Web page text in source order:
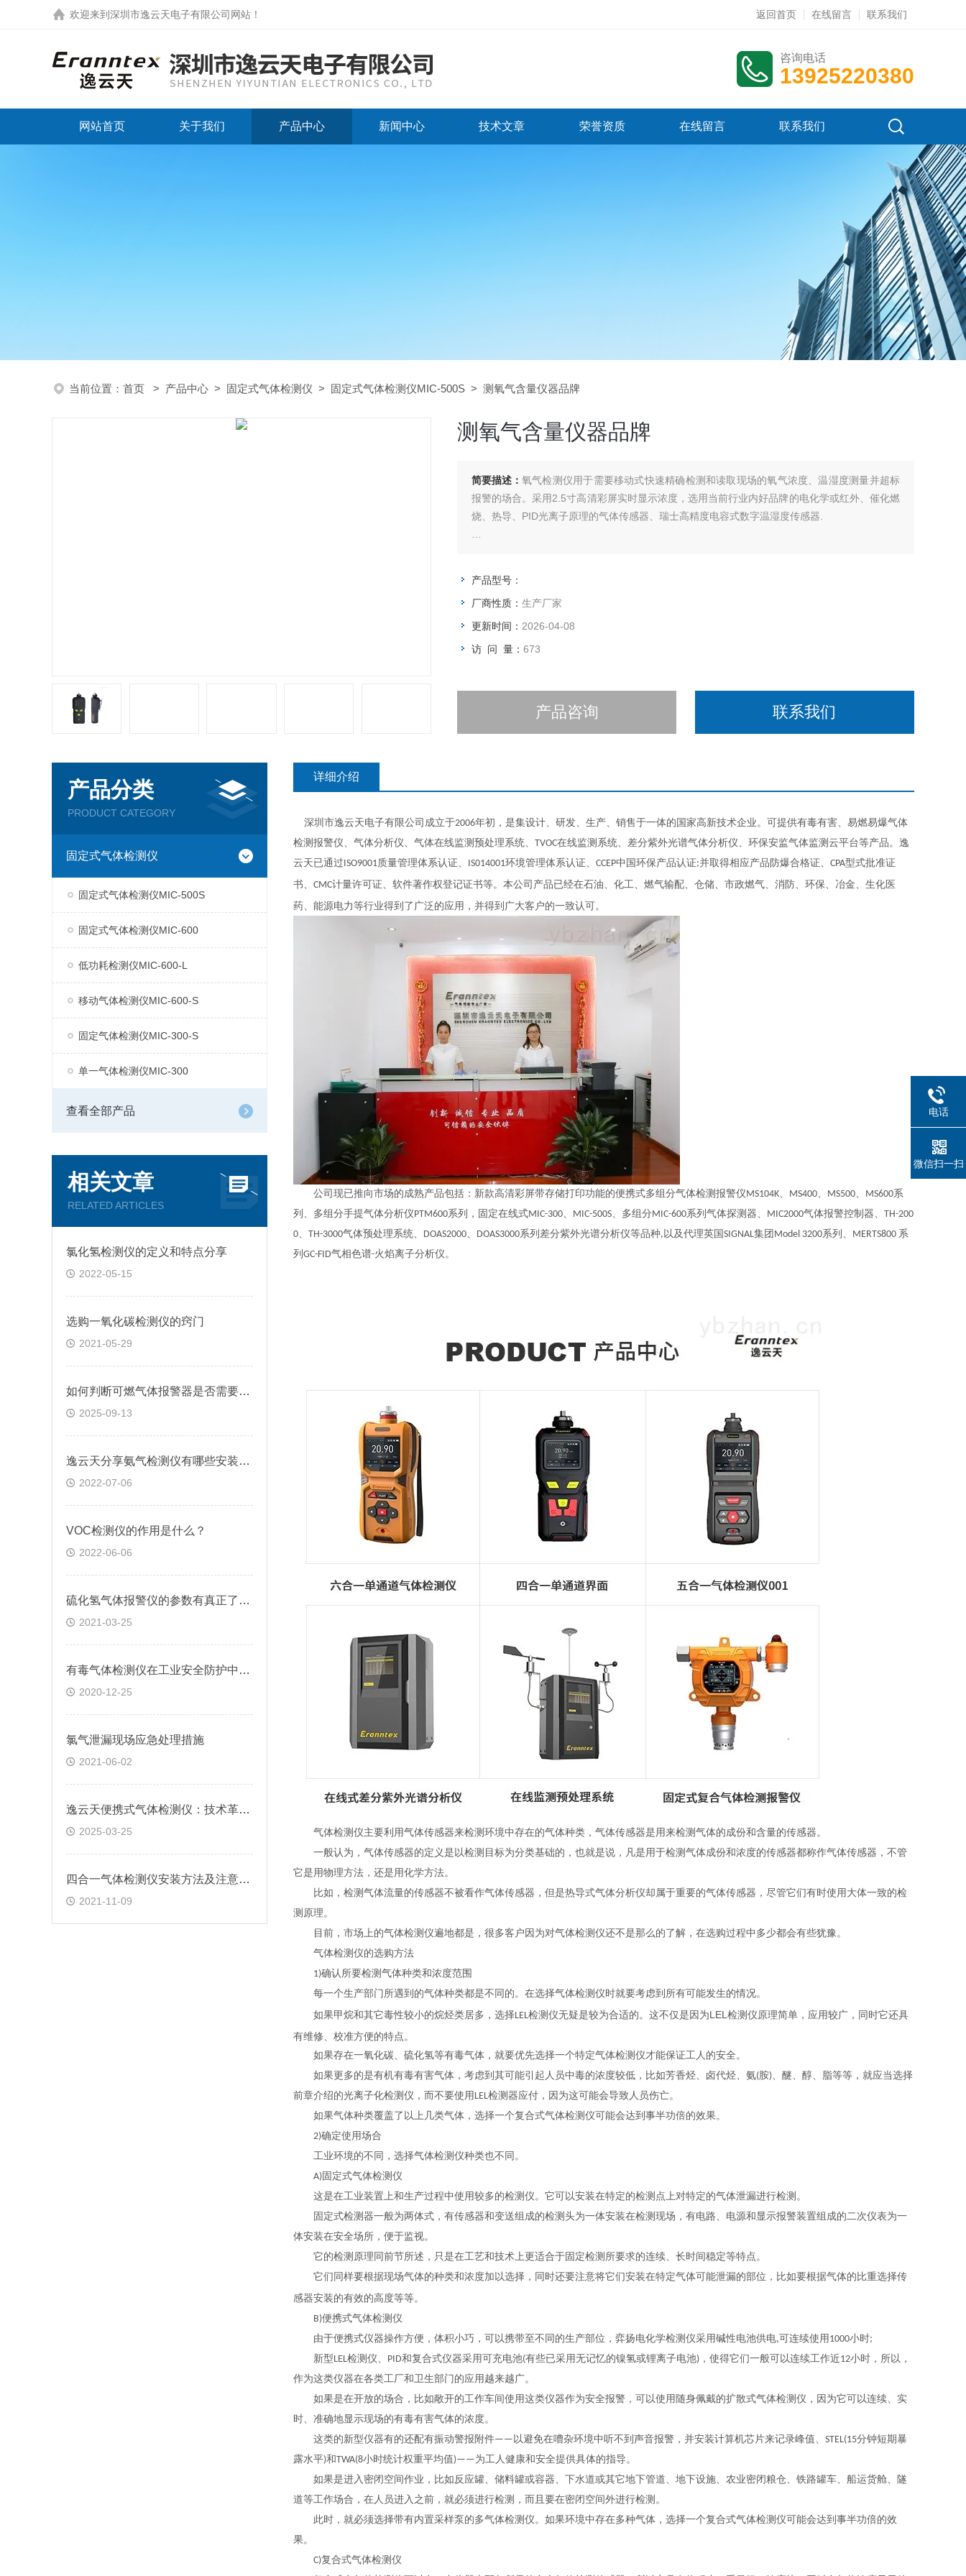
欢迎来到 深圳市逸云天电子有限公司网站 ！ 返回首页 在线留言 联系我们
咨询电话
13925220380
网站首页 关于我们 产品中心 新闻中心 技术文章 荣誉资质 在线留言 联系我们
当前位置： 首页 > 产品中心 > 固定式气体检测仪 > 固定式气体检测仪MIC-500S > 测氧气含量仪器品牌
测氧气含量仪器品牌
简要描述： 氧气检测仪用于需要移动式快速精确检测和读取现场的氧气浓度、温湿度测量并超标
报警的场合。采用2.5寸高清彩屏实时显示浓度，选用当前行业内好品牌的电化学或红外、催化燃
烧、热导、PID光离子原理的气体传感器、瑞士高精度电容式数字温湿度传感器.
产品型号：
厂商性质： 生产厂家
更新时间： 2026-04-08
访 问 量： 673
产品咨询 联系我们
产品分类
PRODUCT CATEGORY
固定式气体检测仪
固定式气体检测仪MIC-500S
固定式气体检测仪MIC-600
低功耗检测仪MIC-600-L
移动气体检测仪MIC-600-S
固定气体检测仪MIC-300-S
单一气体检测仪MIC-300
查看全部产品
相关文章
RELATED ARTICLES
氯化氢检测仪的定义和特点分享
2022-05-15
选购一氧化碳检测仪的窍门
2021-05-29
如何判断可燃气体报警器是否需要更换传感器或进行校准？
2025-09-13
逸云天分享氨气检测仪有哪些安装要求
2022-07-06
VOC检测仪的作用是什么？
2022-06-06
硫化氢气体报警仪的参数有真正了解吗
2021-03-25
有毒气体检测仪在工业安全防护中的重要性
2020-12-25
氯气泄漏现场应急处理措施
2021-06-02
逸云天便携式气体检测仪：技术革新与场景化应用解析
2025-03-25
四合一气体检测仪安装方法及注意事项有哪些?
2021-11-09
详细介绍
深圳市逸云天电子有限公司成立于2006年初，是集设计、研发、生产、销售于一体的国家高新技术企业。可提供有毒有害、易燃易爆气体
检测报警仪、气体分析仪、气体在线监测预处理系统、TVOC在线监测系统、差分紫外光谱气体分析仪、环保安监气体监测云平台等产品。逸
云天已通过ISO9001质量管理体系认证、IS014001环境管理体系认证、CCEP中国环保产品认证;并取得相应产品防爆合格证、CPA型式批准证
书、CMC计量许可证 、软件著作权登记证书等。本公司产品已经在石油、化工、燃气输配、仓储、市政燃气、消防、环保、冶金、生化医
药、能源电力等行业得到了广泛的应用，并得到广大客户的一致认可。
公司现已推向市场的成熟产品包括：新款高清彩屏带存储打印功能的便携式多组分气体检测报警仪MS104K、MS400、MS500、MS600系
列、多组分手提气体分析仪PTM600系列，固定在线式MIC-300、MIC-500S、多组分MIC-600系列气体探测器、MIC2000气体报警控制器、TH-200
0、TH-3000气体预处理系统、DOAS2000、DOAS3000系列差分紫外光谱分析仪等品种,以及代理英国SIGNAL集团Model 3200系列、MERTS800 系
列GC-FID气相色谱-火焰离子分析仪。
气体检测仪主要利用气体传感器来检测环境中存在的气体种类，气体传感器是用来检测气体的成份和含量的传感器。
一般认为，气体传感器的定义是以检测目标为分类基础的，也就是说，凡是用于检测气体成份和浓度的传感器都称作气体传感器，不管
它是用物理方法，还是用化学方法。
比如，检测气体流量的传感器不被看作气体传感器，但是热导式气体分析仪却属于重要的气体传感器，尽管它们有时使用大体一致的检
测原理。
目前，市场上的气体检测仪遍地都是，很多客户因为对气体检测仪还不是那么的了解，在选购过程中多少都会有些犹豫。
气体检测仪的选购方法
1)确认所要检测气体种类和浓度范围
每一个生产部门所遇到的气体种类都是不同的。在选择气体检测仪时就要考虑到所有可能发生的情况。
如果甲烷和其它毒性较小的烷烃类居多，选择LEL检测仪无疑是较为合适的。这不仅是因为LEL检测仪原理简单，应用较广，同时它还具
有维修、校准方便的特点。
如果存在一氧化碳、硫化氢等有毒气体，就要优先选择一个特定气体检测仪才能保证工人的安全。
如果更多的是有机有毒有害气体，考虑到其可能引起人员中毒的浓度较低，比如芳香烃、卤代烃、氨(胺)、醚、醇、脂等等，就应当选择
前章介绍的光离子化检测仪，而不要使用LEL检测器应付，因为这可能会导致人员伤亡。
如果气体种类覆盖了以上几类气体，选择一个复合式气体检测仪可能会达到事半功倍的效果。
2)确定使用场合
工业环境的不同，选择气体检测仪种类也不同。
A)固定式气体检测仪
这是在工业装置上和生产过程中使用较多的检测仪。它可以安装在特定的检测点上对特定的气体泄漏进行检测。
固定式检测器一般为两体式，有传感器和变送组成的检测头为一体安装在检测现场，有电路、电源和显示报警装置组成的二次仪表为一
体安装在安全场所，便于监视。
它的检测原理同前节所述，只是在工艺和技术上更适合于固定检测所要求的连续、长时间稳定等特点。
它们同样要根据现场气体的种类和浓度加以选择，同时还要注意将它们安装在特定气体可能泄漏的部位，比如要根据气体的比重选择传
感器安装的有效的高度等等。
B)便携式气体检测仪
由于便携式仪器操作方便，体积小巧，可以携带至不同的生产部位，弈扬电化学检测仪采用碱性电池供电,可连续使用1000小时;
新型LEL检测仪、PID和复合式仪器采用可充电池(有些已采用无记忆的镍氢或锂离子电池)，使得它们一般可以连续工作近12小时，所以，
作为这类仪器在各类工厂和卫生部门的应用越来越广。
如果是在开放的场合，比如敞开的工作车间使用这类仪器作为安全报警，可以使用随身佩戴的扩散式气体检测仪，因为它可以连续、实
时、准确地显示现场的有毒有害气体的浓度。
这类的新型仪器有的还配有振动警报附件——以避免在嘈杂环境中听不到声音报警，并安装计算机芯片来记录峰值、STEL(15分钟短期暴
露水平)和TWA(8小时统计权重平均值)——为工人健康和安全提供具体的指导。
如果是进入密闭空间作业，比如反应罐、储料罐或容器、下水道或其它地下管道、地下设施、农业密闭粮仓、铁路罐车、船运货舱、隧
道等工作场合，在人员进入之前，就必须进行检测，而且要在密闭空间外进行检测。
此时，就必须选择带有内置采样泵的多气体检测仪。如果环境中存在多种气体，选择一个复合式气体检测仪可能会达到事半功倍的效
果。
C)复合式气体检测仪
电话
微信扫一扫